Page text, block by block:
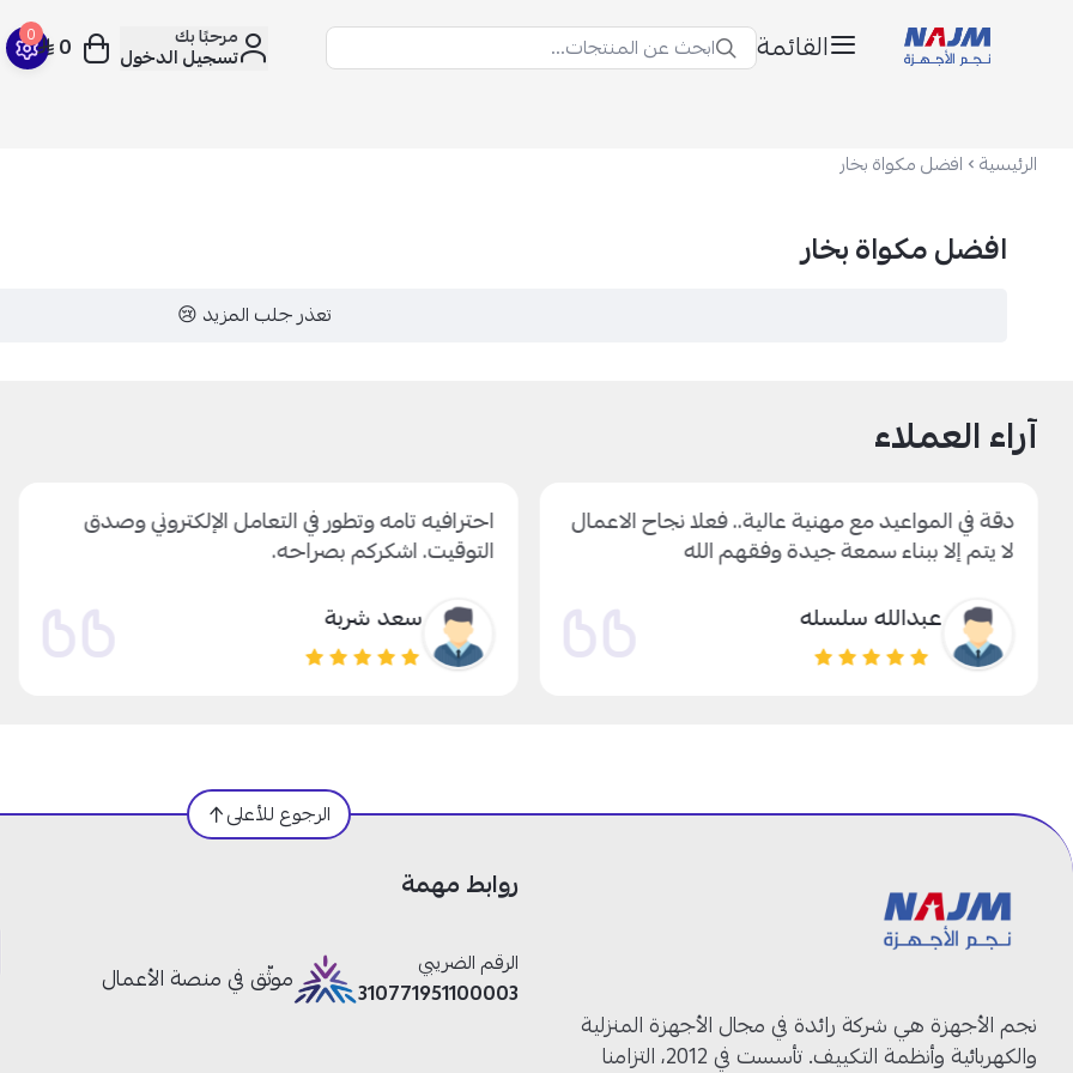
القائمة ابحث عن المنتجات... مرحبًا بك
تسجيل الدخول
0 0
الرئيسية افضل مكواة بخار
افضل مكواة بخار
تعذر جلب المزيد 😢
آراء العملاء
دقة في المواعيد مع مهنية عالية.. فعلا نجاح الاعمال
لا يتم إلا ببناء سمعة جيدة وفقهم الله
عبدالله سلسله
احترافيه تامه وتطور في التعامل الإلكتروني وصدق
التوقيت. اشكركم بصراحه.
سعد شربة
الرجوع للأعلى
نجم الأجهزة هي شركة رائدة في مجال الأجهزة المنزلية
والكهربائية وأنظمة التكييف. تأسست في 2012، التزامنا
روابط مهمة
الرقم الضريبي
310771951100003
موثّق في منصة الأعمال